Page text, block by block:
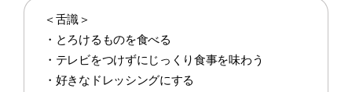
＜舌識＞
・とろけるものを食べる
・テレビをつけずにじっくり食事を味わう
・好きなドレッシングにする